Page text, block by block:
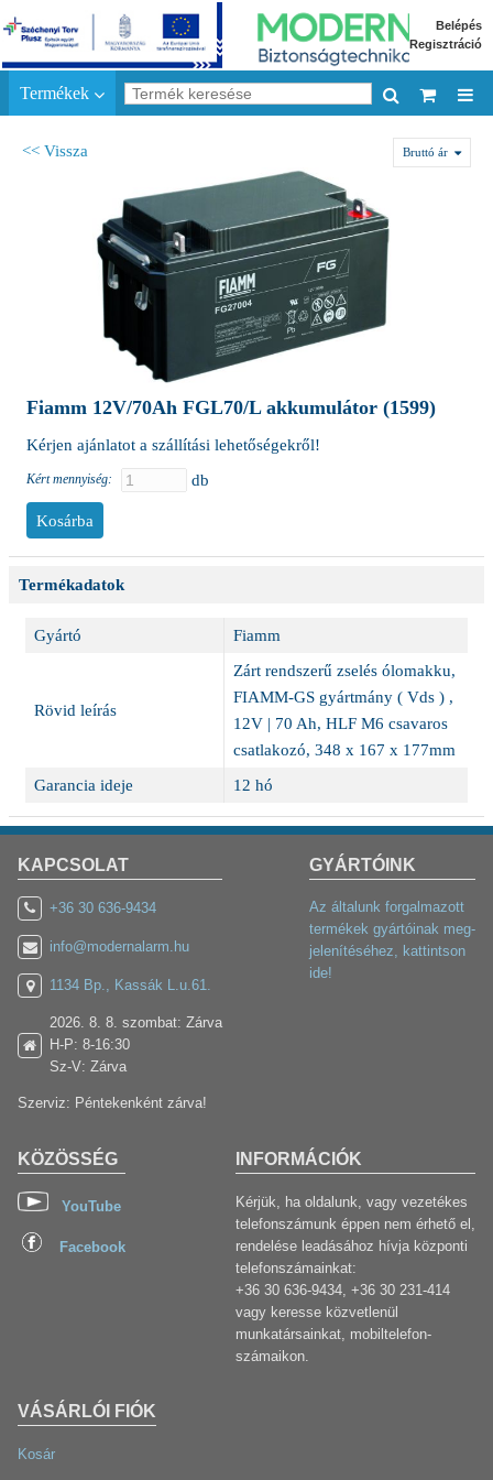
Belépés
Regisztráció
Termékek
<< Vissza Bruttó ár
Fiamm 12V/70Ah FGL70/L akkumulátor (1599)
Kérjen ajánlatot a szállítási lehetőségekről!
Kért mennyiség: db
Termékadatok
Gyártó Fiamm
Rövid leírás
Zárt rendszerű zselés ólomakku,
FIAMM-GS gyártmány ( Vds ) ,
12V | 70 Ah, HLF M6 csavaros
csatlakozó, 348 x 167 x 177mm
Garancia ideje
12 hó
KAPCSOLAT
+36 30 636-9434
info@modernalarm.hu
1134 Bp., Kassák L.u.61.
2026. 8. 8. szombat: Zárva
H-P: 8-16:30
Sz-V: Zárva
Szerviz: Péntekenként zárva!
VÁSÁRLÓI FIÓK
Kosár
KÖZÖSSÉG
YouTube
Facebook
INFORMÁCIÓK
Kérjük, ha oldalunk, vagy vezetékes
telefonszámunk éppen nem érhető el,
rendelése leadásához hívja központi
telefonszámainkat:
+36 30 636-9434, +36 30 231-414
vagy keresse közvetlenül
munkatársainkat, mobiltelefon-
számaikon.
GYÁRTÓINK
Az általunk forgalmazott
termékek gyártóinak meg-
jelenítéséhez, kattintson
ide!